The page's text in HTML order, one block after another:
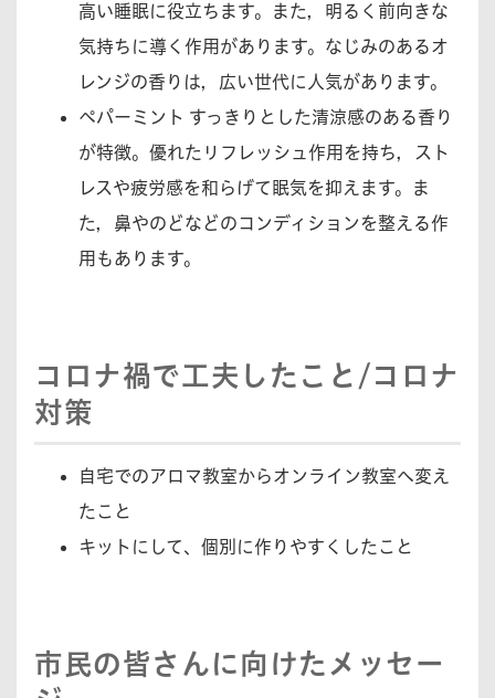
高い睡眠に役立ちます。また，明るく前向きな
気持ちに導く作用があります。なじみのあるオ
レンジの香りは，広い世代に人気があります。
ペパーミント すっきりとした清涼感のある香り
が特徴。優れたリフレッシュ作用を持ち，スト
レスや疲労感を和らげて眠気を抑えます。ま
た，鼻やのどなどのコンディションを整える作
用もあります。
コロナ禍で工夫したこと/コロナ
対策
自宅でのアロマ教室からオンライン教室へ変え
たこと
キットにして、個別に作りやすくしたこと
市民の皆さんに向けたメッセー